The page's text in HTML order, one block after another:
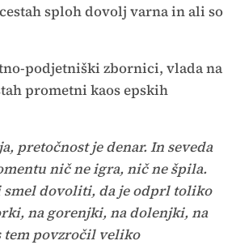
sploh dovolj varna in ali so
podjetniški zbornici, vlada na
prometni kaos epskih
pretočnost je denar. In seveda
nič ne igra, nič ne špila.
dovoliti, da je odprl toliko
na gorenjki, na dolenjki, na
tem povzročil veliko